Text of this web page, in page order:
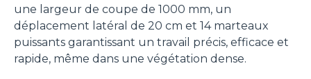
une largeur de coupe de 1000 mm, un
déplacement latéral de 20 cm et 14 marteaux
puissants garantissant un travail précis, efficace et
rapide, même dans une végétation dense.